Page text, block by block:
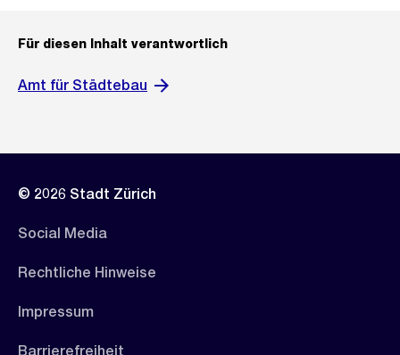
Für diesen Inhalt verantwortlich
Amt für Städtebau
© 2026 Stadt Zürich
Social Media
Rechtliche Hinweise
Impressum
Barrierefreiheit